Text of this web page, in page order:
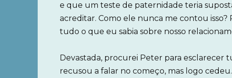
e que um teste de paternidade teria
acreditar. Como ele nunca me contou
tudo o que eu sabia sobre nosso
Devastada, procurei Peter para esclarecer
recusou a falar no começo, mas logo